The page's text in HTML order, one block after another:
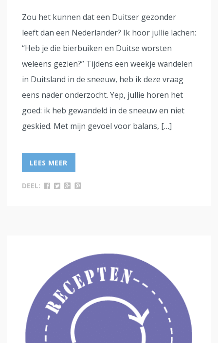
Zou het kunnen dat een Duitser gezonder
leeft dan een Nederlander? Ik hoor jullie lachen:
“Heb je die bierbuiken en Duitse worsten
weleens gezien?” Tijdens een weekje wandelen
in Duitsland in de sneeuw, heb ik deze vraag
eens nader onderzocht. Yep, jullie horen het
goed: ik heb gewandeld in de sneeuw en niet
geskied. Met mijn gevoel voor balans, […]
LEES MEER
DEEL: